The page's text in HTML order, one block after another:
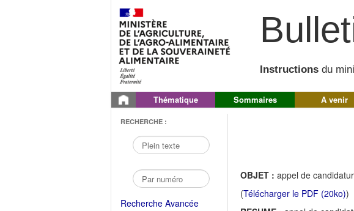
Instructions du
Thématique Sommaires A venir
RECHERCHE :
Recherche Avancée
OBJET : appel de
(Télécharger le PDF (20ko))